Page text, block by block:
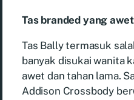
Tas branded yang
Tas Bally termasuk
banyak disukai wanita
awet dan tahan lama.
Addison Crossbody